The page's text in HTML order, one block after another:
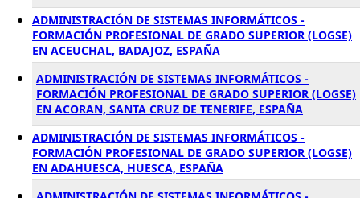
ADMINISTRACIÓN DE SISTEMAS INFORMÁTICOS -
FORMACIÓN PROFESIONAL DE GRADO SUPERIOR (LOGSE)
EN ACEUCHAL, BADAJOZ, ESPAÑA
ADMINISTRACIÓN DE SISTEMAS INFORMÁTICOS -
FORMACIÓN PROFESIONAL DE GRADO SUPERIOR (LOGSE)
EN ACORAN, SANTA CRUZ DE TENERIFE, ESPAÑA
ADMINISTRACIÓN DE SISTEMAS INFORMÁTICOS -
FORMACIÓN PROFESIONAL DE GRADO SUPERIOR (LOGSE)
EN ADAHUESCA, HUESCA, ESPAÑA